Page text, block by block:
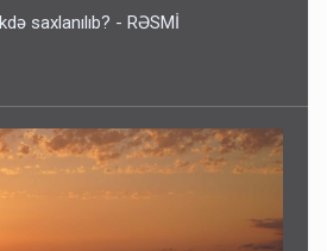
saxlanılıb? - RƏSMİ